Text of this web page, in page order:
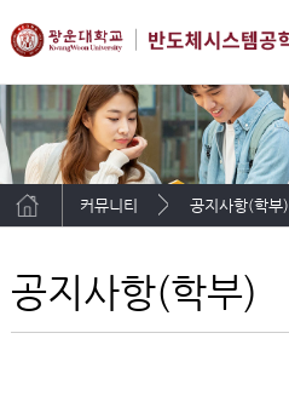
커뮤니티 공지사항(학부)
공지사항(학부)